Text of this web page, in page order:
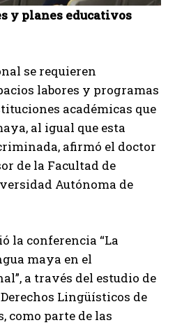
y planes educativos
se requieren
labores y programas
académicas que
al igual que esta
afirmó el doctor
de la Facultad de
Autónoma de
la conferencia “La
maya en el
a través del estudio de
Lingüísticos de
como parte de las